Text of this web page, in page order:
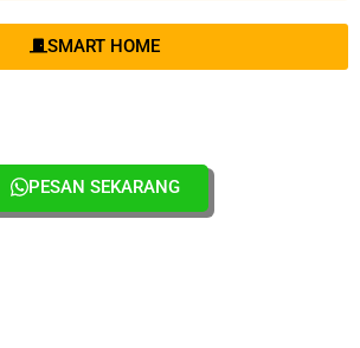
SMART HOME
PESAN SEKARANG